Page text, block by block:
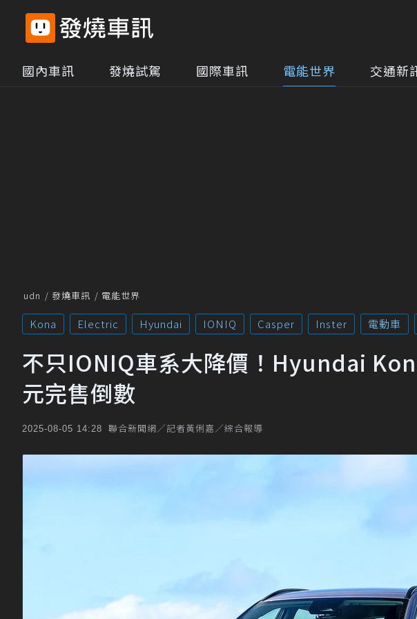
國內車訊 發燒試駕 國際車訊 電能世界 交通新
udn 發燒車訊 電能世界
Kona Electric Hyundai IONIQ Casper Inster 電動車
不只IONIQ車系大降價！Hyundai
元完售倒數
2025-08-05 14:28 聯合新聞網／記者黃俐嘉／綜合報導